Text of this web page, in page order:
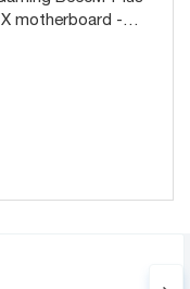
đồ họa rời NVIDIA
suất hoạt động
việc đồ họa,
phẩm thiết kế,
cách mượt mà và
chơi các game phổ
motherboard -